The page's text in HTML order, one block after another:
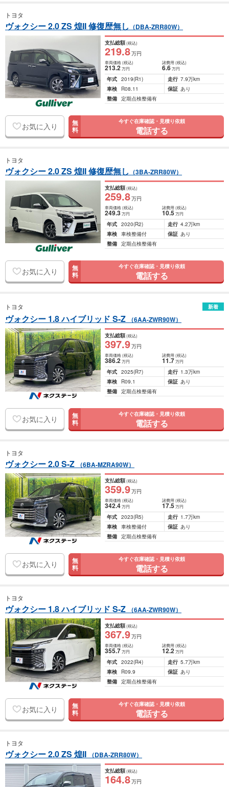
トヨタ
ヴォクシー 2.0 ZS 煌II 修復歴無し （DBA-ZRR80W）
支払総額(税込)
219.8万円
車両価格(税込)
213.2万円
諸費用 (税込)
6.6 万円
年式 2019(R1) 走行 7.9万km
車検
R08.11 保証 あり
整備 定期点検整備有
お気に入り 無
料
今すぐ在庫確認・見積り依頼
電話する
トヨタ
ヴォクシー 2.0 ZS 煌II 修復歴無し （3BA-ZRR80W）
支払総額(税込)
259.8万円
車両価格(税込)
249.3万円
諸費用 (税込)
10.5 万円
年式 2020(R2) 走行 4.2万km
車検 車検整備付 保証 あり
整備 定期点検整備有
お気に入り 無
料
今すぐ在庫確認・見積り依頼
電話する
トヨタ 新着
ヴォクシー 1.8 ハイブリッド S-Z （6AA-ZWR90W）
支払総額(税込)
397.9万円
車両価格(税込)
386.2万円
諸費用 (税込)
11.7 万円
年式 2025(R7) 走行 1.3万km
車検
R09.1 保証 あり
整備 定期点検整備有
お気に入り 無
料
今すぐ在庫確認・見積り依頼
電話する
トヨタ
ヴォクシー 2.0 S-Z （6BA-MZRA90W）
支払総額(税込)
359.9万円
車両価格(税込)
342.4万円
諸費用 (税込)
17.5 万円
年式 2023(R5) 走行 1.7万km
車検 車検整備付 保証 あり
整備 定期点検整備有
お気に入り 無
料
今すぐ在庫確認・見積り依頼
電話する
トヨタ
ヴォクシー 1.8 ハイブリッド S-Z （6AA-ZWR90W）
支払総額(税込)
367.9万円
車両価格(税込)
355.7万円
諸費用 (税込)
12.2 万円
年式 2022(R4) 走行 5.7万km
車検
R09.9 保証 あり
整備 定期点検整備有
お気に入り 無
料
今すぐ在庫確認・見積り依頼
電話する
トヨタ
ヴォクシー 2.0 ZS 煌II （DBA-ZRR80W）
支払総額(税込)
164.8万円